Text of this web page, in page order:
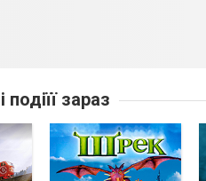
подіїї зараз